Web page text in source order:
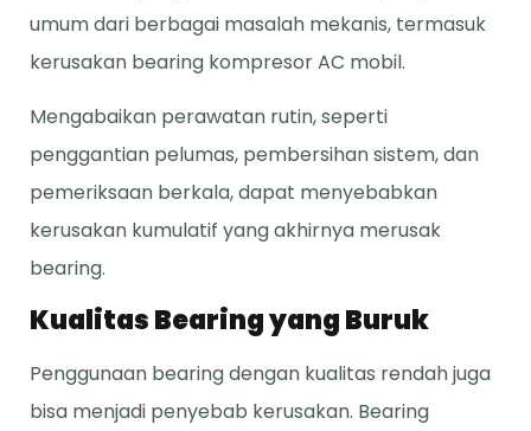
umum dari berbagai masalah mekanis, termasuk
kerusakan bearing kompresor AC mobil.
Mengabaikan perawatan rutin, seperti
penggantian pelumas, pembersihan sistem, dan
pemeriksaan berkala, dapat menyebabkan
kerusakan kumulatif yang akhirnya merusak
bearing.
Kualitas Bearing yang Buruk
Penggunaan bearing dengan kualitas rendah juga
bisa menjadi penyebab kerusakan. Bearing